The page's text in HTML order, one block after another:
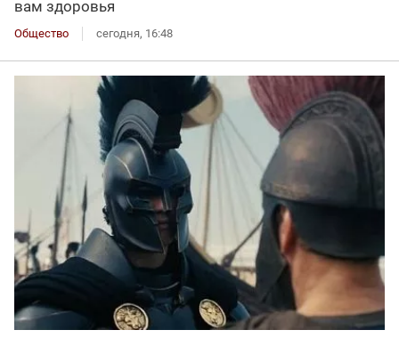
вам здоровья
Общество сегодня, 16:48